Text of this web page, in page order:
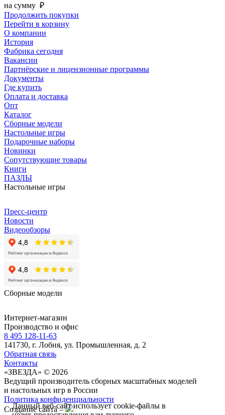
на сумму ₽
Продолжить покупки
Перейти в корзину
О компании
История
Фабрика сегодня
Вакансии
Партнёрские и лицензионные программы
Документы
Где купить
Оплата и доставка
Опт
Каталог
Сборные модели
Настольные игры
Подарочные наборы
Новинки
Сопутствующие товары
Книги
ПАЗЛЫ
Настольные игры
Пресс-центр
Новости
Видеообзоры
Сборные модели
Интернет-магазин
Производство и офис
8 495 128-11-63
141730, г. Лобня, ул. Промышленная, д. 2
Обратная связь
Контакты
«ЗВЕЗДА» © 2026
Ведущий производитель сборных масштабных моделей
и настольных игр в России
Политика конфиденциальности
Создание сайта –
Данный веб-сайт использует cookie-файлы в